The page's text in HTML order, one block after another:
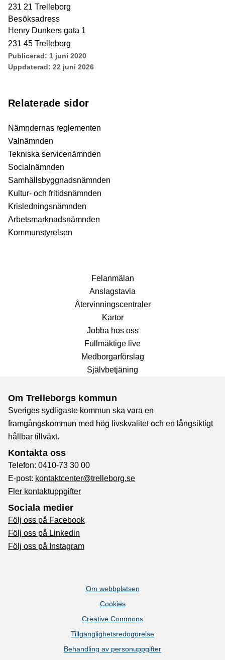
231 21 Trelleborg
Besöksadress
Henry Dunkers gata 1
231 45 Trelleborg
Publicerad: 1 juni 2020
Uppdaterad: 22 juni 2026
Relaterade sidor
Nämndernas reglementen
Valnämnden
Tekniska servicenämnden
Socialnämnden
Samhällsbyggnadsnämnden
Kultur- och fritidsnämnden
Krisledningsnämnden
Arbetsmarknadsnämnden
Kommunstyrelsen
Fel­anmälan
Anslags­tavla
Återvinnings­centraler
Kartor
Jobba hos oss
Fullmäktige live
Medborgarförslag
Självbetjäning
Om Trelleborgs kommun
Sveriges sydligaste kommun ska vara en
framgångskommun med hög livskvalitet och en långsiktigt
hållbar tillväxt.
Kontakta oss
Telefon: 0410-73 30 00
E-post: kontaktcenter@trelleborg.se
Fler kontaktuppgifter
Sociala medier
Följ oss på Facebook
Följ oss på Linkedin
Följ oss på Instagram
Om webbplatsen
Cookies
Creative Commons
Tillgänglighetsredogörelse
Behandling av personuppgifter